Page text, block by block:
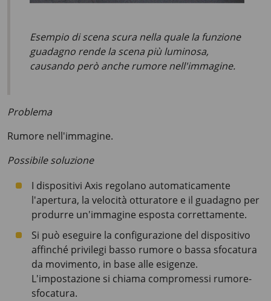
Esempio di scena scura nella quale la funzione
guadagno rende la scena più luminosa,
causando però anche rumore nell'immagine.
Problema
Rumore nell'immagine.
Possibile soluzione
I dispositivi Axis regolano automaticamente
l'apertura, la velocità otturatore e il guadagno per
produrre un'immagine esposta correttamente.
Si può eseguire la configurazione del dispositivo
affinché privilegi basso rumore o bassa sfocatura
da movimento, in base alle esigenze.
L'impostazione si chiama compromessi rumore-
sfocatura.